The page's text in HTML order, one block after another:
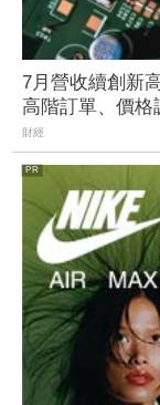
7月營收續創新
高階訂單、價
財經